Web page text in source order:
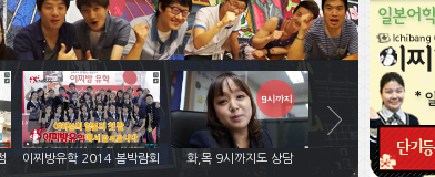
이찌방유학 2014 봄박람회 화,목 9시까지도 상담
64369
64368
64367
64366
64365
64364
64363
64362